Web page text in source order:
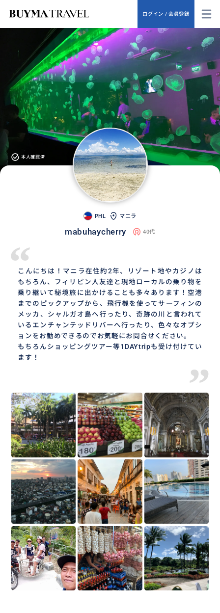
ログイン / 会員登録
本人確認済
PHL マニラ
mabuhaycherry 40代
“
こんにちは！マニラ在住約2年、リゾート地やカジノは
もちろん、フィリピン人友達と現地ローカルの乗り物を
乗り継いて秘境旅に出かけることも多々あります！空港
までのピックアップから、飛行機を使ってサーフィンの
メッカ、シャルガオ島へ行ったり、奇跡の川と言われて
いるエンチャンテッドリバーへ行ったり、色々なオプシ
ョンをお勧めできるのでお気軽にお問合せください。
もちろんショッピングツアー等1DAYtripも受け付けてい
ます！
”